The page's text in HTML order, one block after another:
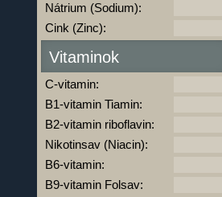
Nátrium (Sodium):
Cink (Zinc):
Vitaminok
C-vitamin:
B1-vitamin Tiamin:
B2-vitamin riboflavin:
Nikotinsav (Niacin):
B6-vitamin:
B9-vitamin Folsav: